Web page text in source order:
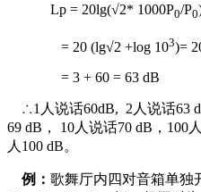
Lp = 20lg(√2* 1000P0/P0
= 20 (lg√2 +log 103)=
= 3 + 60 = 63 dB
∴1人说话60dB, 2人说话63
69 dB， 10人说话70 dB，100
人100 dB。
例： 歌舞厅内四对音箱单独